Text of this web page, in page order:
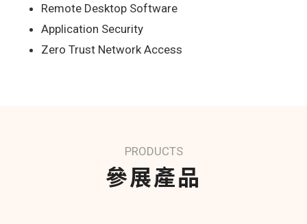
Remote Desktop Software
Application Security
Zero Trust Network Access
PRODUCTS
參展產品